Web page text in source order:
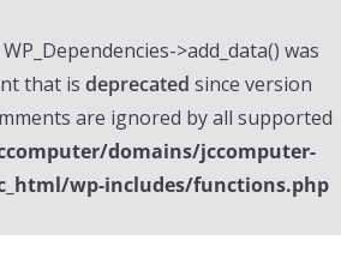
>add_data() was
that is deprecated since version
are ignored by all supported
domains/jccomputer-
wp-includes/functions.php